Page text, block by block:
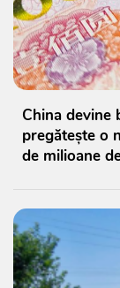
China devine
pregătește o
de milioane